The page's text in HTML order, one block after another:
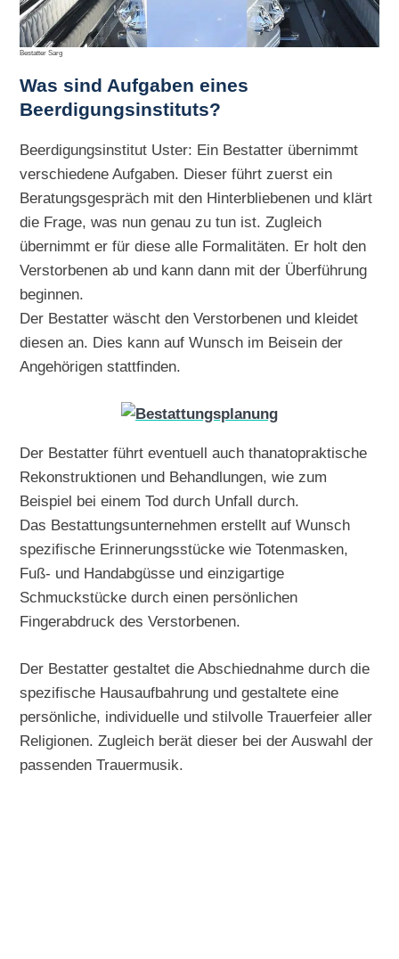
Bestatter Sarg
Was sind Aufgaben eines
Beerdigungsinstituts?
Beerdigungsinstitut Uster: Ein Bestatter übernimmt
verschiedene Aufgaben. Dieser führt zuerst ein
Beratungsgespräch mit den Hinterbliebenen und klärt
die Frage, was nun genau zu tun ist. Zugleich
übernimmt er für diese alle Formalitäten. Er holt den
Verstorbenen ab und kann dann mit der Überführung
beginnen.
Der Bestatter wäscht den Verstorbenen und kleidet
diesen an. Dies kann auf Wunsch im Beisein der
Angehörigen stattfinden.
Der Bestatter führt eventuell auch thanatopraktische
Rekonstruktionen und Behandlungen, wie zum
Beispiel bei einem Tod durch Unfall durch.
Das Bestattungsunternehmen erstellt auf Wunsch
spezifische Erinnerungsstücke wie Totenmasken,
Fuß- und Handabgüsse und einzigartige
Schmuckstücke durch einen persönlichen
Fingerabdruck des Verstorbenen.
Der Bestatter gestaltet die Abschiednahme durch die
spezifische Hausaufbahrung und gestaltete eine
persönliche, individuelle und stilvolle Trauerfeier aller
Religionen. Zugleich berät dieser bei der Auswahl der
passenden Trauermusik.